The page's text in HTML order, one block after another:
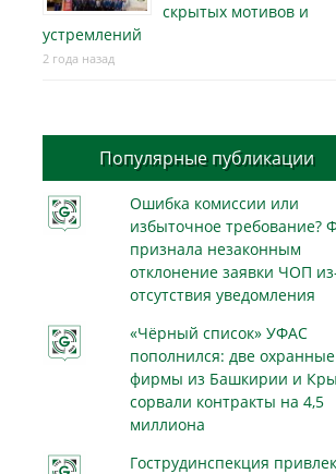
скрытых мотивов и
устремлений
2 года назад
Популярные публикации
Ошибка комиссии или
избыточное требование?
признала незаконным
отклонение заявки ЧОП
отсутствия уведомления
«Чёрный список» УФАС
пополнился: две охранные
фирмы из Башкирии и
сорвали контракты на 4,5
миллиона
Гострудинспекция